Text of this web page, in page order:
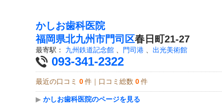
かしお歯科医院
福岡県北九州市門司区春日町21-27
最寄駅： 九州鉄道記念館 門司港 出光美術館
093-341-2322
最近の口コミ 0 件｜口コミ総数 0 件
▶ かしお歯科医院のページを見る